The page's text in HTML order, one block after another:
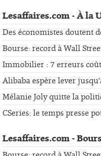
Lesaffaires.com - À la
Des économistes doutent
Bourse: record à Wall
Immobilier : 7 erreurs
Alibaba espère lever
Mélanie Joly quitte la
CSeries: le temps presse
Lesaffaires.com -